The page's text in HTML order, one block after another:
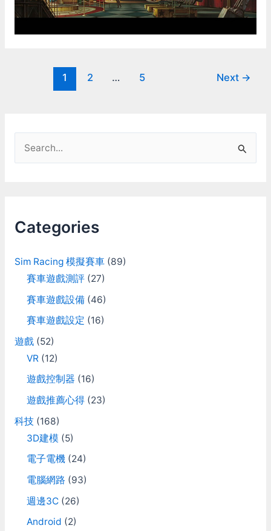
1 2 … 5 Next →
e
h
Categories
Sim Racing 模擬賽車(89)
賽車遊戲測評(27)
賽車遊戲設備(46)
賽車遊戲設定 (16)
遊戲(52)
VR(12)
遊戲控制器 (16)
遊戲推薦心得(23)
科技(168)
3D建模 (5)
電子電機(24)
電腦網路 (93)
週邊3C(26)
Android (2)